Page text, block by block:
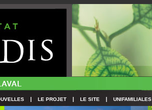
| LE PROJET | LE SITE | UNIFAMILIALES